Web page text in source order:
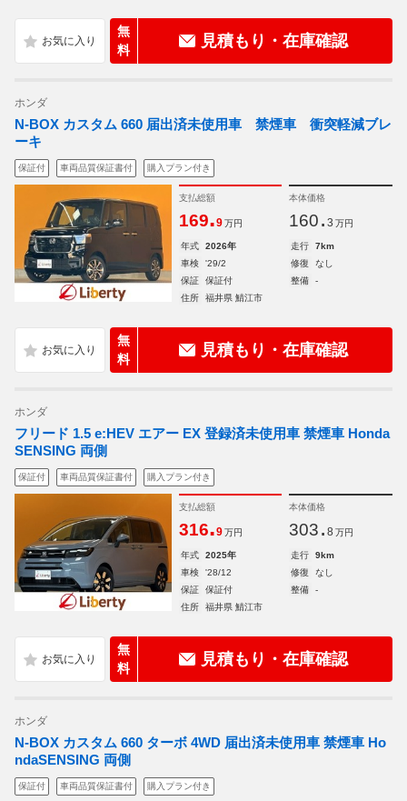
無
料
見積もり・在庫確認
ホンダ
N-BOX カスタム 660 届出済未使用車 禁煙車 衝突軽減ブレ
ーキ
保証付 車両品質保証書付 購入プラン付き
支払総額
169.9 万円
本体価格
160. 3 万円
年式 2026年 走行
7km
車検
'29/2 修復
なし
保証
保証付 整備
-
住所
福井県 鯖江市
無
料
見積もり・在庫確認
ホンダ
フリード 1.5 e:HEV エアー EX 登録済未使用車 禁煙車 Honda
SENSING 両側
保証付 車両品質保証書付 購入プラン付き
支払総額
316.9 万円
本体価格
303. 8 万円
年式 2025年 走行
9km
車検
'28/12 修復
なし
保証
保証付 整備
-
住所
福井県 鯖江市
無
料
見積もり・在庫確認
ホンダ
N-BOX カスタム 660 ターボ 4WD 届出済未使用車 禁煙車 Ho
ndaSENSING 両側
保証付 車両品質保証書付 購入プラン付き